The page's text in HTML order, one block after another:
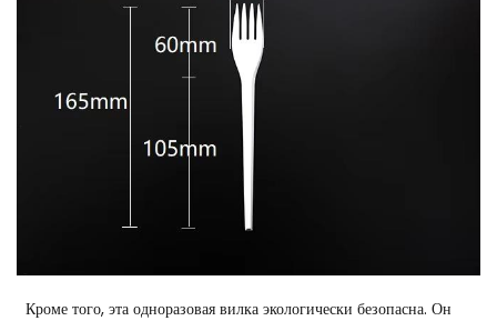
Кроме того, эта одноразовая вилка экологически безопасна. Он